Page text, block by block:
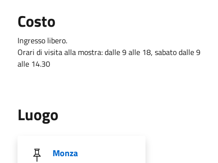
Costo
Ingresso libero.
Orari di visita alla mostra: dalle 9 alle 18, sabato dalle 9
alle 14.30
Luogo
Monza